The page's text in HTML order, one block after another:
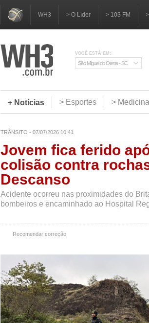
WH3 > O Líder > 103 FM
VOCÊ ESTÁ EM:
São Miguel do Oeste - SC
+ Notícias
> Esportes >
TRÂNSITO - 07/07/2026 10:41
Jovem fica ferido
colisão contra
Descanso
Acidente ocorreu nas proximidades do
bombeiros e encaminhado ao Hospital
Recomendar correção